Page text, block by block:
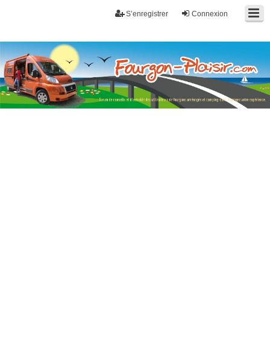
Connexion
S’enregistrer
Fourgon-plaisir.com
Forum de conseils et d'entraide des utilisateurs de fourgons, fourgons
aménagés, vans et de camping-car. Partagez votre expérience.